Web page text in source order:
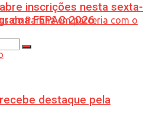
destaque pela
inscrições nesta sexta-
FEPAC 2026